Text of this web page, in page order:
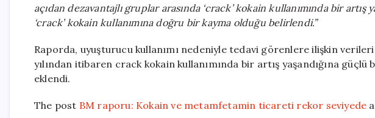
açıdan dezavantajlı gruplar arasında ‘crack’ kokain kullanımında bir artış
‘crack’ kokain kullanımına doğru bir kayma olduğu belirlendi.”
Raporda, uyuşturucu kullanımı nedeniyle tedavi görenlere ilişkin
yılından itibaren crack kokain kullanımında bir artış yaşandığına
eklendi.
The post BM raporu: Kokain ve metamfetamin ticareti rekor seviyede